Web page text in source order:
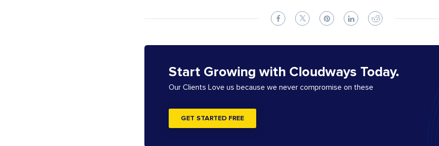
Start Growing with Cloudways Today.
Our Clients Love us because we never compromise on these
GET STARTED FREE